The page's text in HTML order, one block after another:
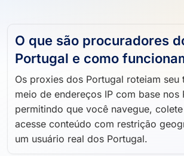
O que são procuradores
Portugal e como
Os proxies dos Portugal roteiam seu
meio de endereços IP com base nos
permitindo que você navegue,
acesse conteúdo com restrição
um usuário real dos Portugal.